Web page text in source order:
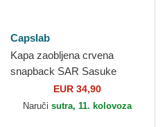
Capslab
Kapa zaobljena crvena
snapback SAR Sasuke
Uchiha Naruto Capslab
EUR 34,90
Naruči sutra, 11. kolovoza